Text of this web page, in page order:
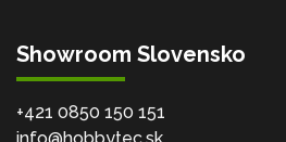
Showroom Slovensko
+421 0850 150 151